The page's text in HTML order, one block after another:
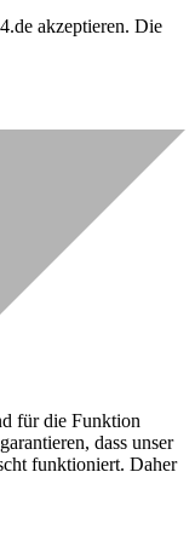
akzeptieren. Die
für die Funktion
dass unser
funktioniert. Daher